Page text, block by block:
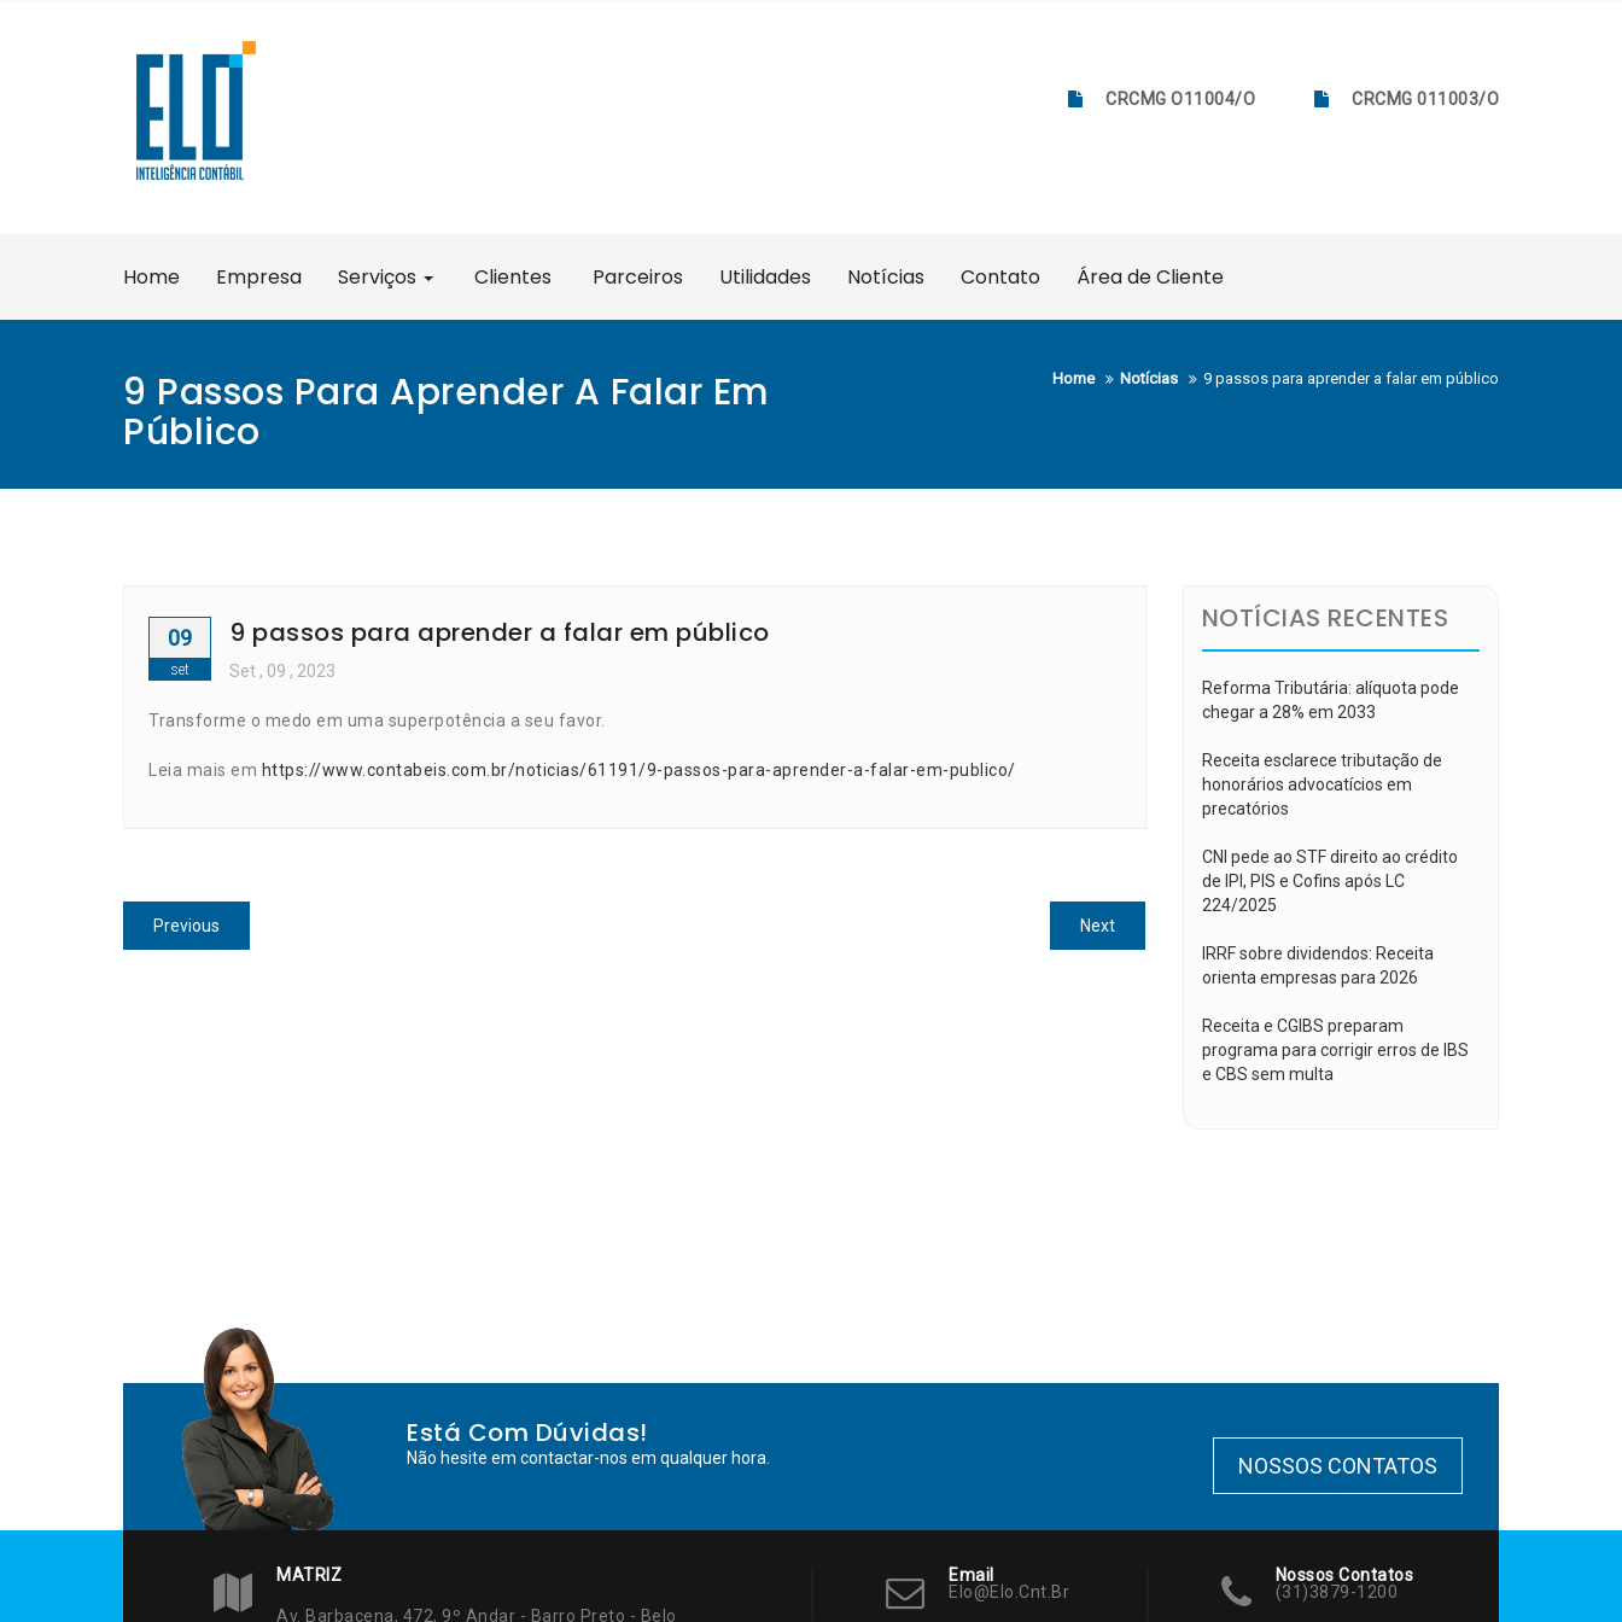
CRCMG O11004/O CRCMG 011003/O
Home Empresa Serviços Clientes Parceiros Utilidades Notícias Contato Área de Cliente
9 Passos Para Aprender A Falar Em
Público
Home Notícias 9 passos para aprender a falar em público
09
set
9 passos para aprender a falar em público
Set , 09 , 2023
Transforme o medo em uma superpotência a seu favor.
Leia mais em https://www.contabeis.com.br/noticias/61191/9-passos-para-aprender-a-falar-em-publico/
Navegação
de
Previous
post:
NextNext
post:
NOTÍCIAS RECENTES
Reforma Tributária: alíquota pode
chegar a 28% em 2033
Receita esclarece tributação de
honorários advocatícios em
precatórios
CNI pede ao STF direito ao crédito
de IPI, PIS e Cofins após LC
224/2025
IRRF sobre dividendos: Receita
orienta empresas para 2026
Receita e CGIBS preparam
programa para corrigir erros de IBS
e CBS sem multa
Está Com Dúvidas!
Não hesite em contactar-nos em qualquer hora. NOSSOS CONTATOS
MATRIZ
Av. Barbacena, 472, 9º Andar - Barro Preto - Belo
Email
Elo@elo.cnt.br
Nossos Contatos
(31)3879-1200